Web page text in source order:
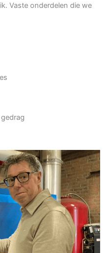
Vaste onderdelen die we